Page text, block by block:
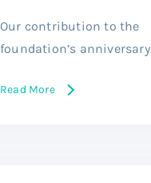
Our contribution to the
foundation’s anniversary
Read More